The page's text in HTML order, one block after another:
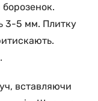
3-5 мм. Плитку
вставляючи